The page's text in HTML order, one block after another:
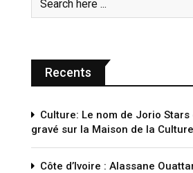
Recents
Culture: Le nom de Jorio
gravé sur la Maison de la
Côte d’Ivoire : Alassane